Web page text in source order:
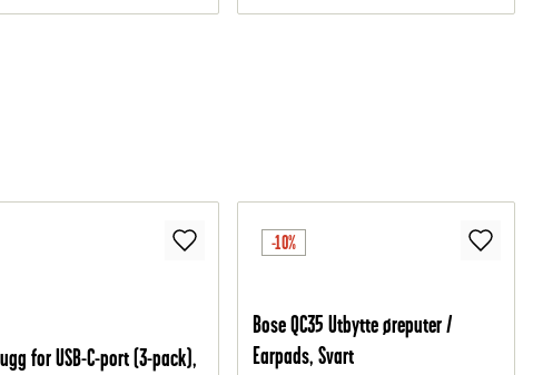
for USB-C-port (3-pack),
-10%
Bose QC35 Utbytte øreputer /
Earpads, Svart